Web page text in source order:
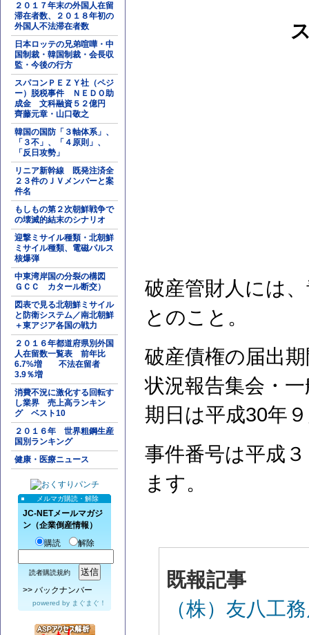
２０１７年末の外国人在留
滞在者数、２０１８年初の
外国人不法滞在者数
日本ロッテの兄弟喧嘩・中
国制裁・韓国制裁・会長収
監・今後の行方
スパコンＰＥＺＹ社（ペジ
ー）脱税事件 ＮＥＤＯ助
成金 文科融資５２億円
齊藤元章・山口敬之
韓国の国防「３軸体系」、
「３不」、「４原則」、
「反日攻勢」
リニア新幹線 既発注済全
２３件のＪＶメンバーと案
件名
もしもの第２次朝鮮戦争で
の壊滅的結末のシナリオ
迎撃ミサイル種類・北朝鮮
ミサイル種類、電磁パルス
核爆弾
中東湾岸国の分裂の構図
ＧＣＣ カタール断交）
図表で見る北朝鮮ミサイル
と防衛システム／南北朝鮮
＋東アジア各国の戦力
２０１６年都道府県別外国
人在留数一覧表 前年比
6.7%増 不法在留者
3.9％増
消費不況に激化する回転す
し業界 売上高ランキン
グ ベスト10
２０１６年 世界粗鋼生産
国別ランキング
健康・医療ニュース
メルマガ購読・解除
JC-NETメールマガジ
ン（企業倒産情報）
購読
解除
読者購読規約
>> バックナンバー
powered by まぐまぐ！
破産管財人には
とのこと。
破産債権の届出
状況報告集会・
期日は平成30年
事件番号は平成
ます。
既報記事
（株）友八工